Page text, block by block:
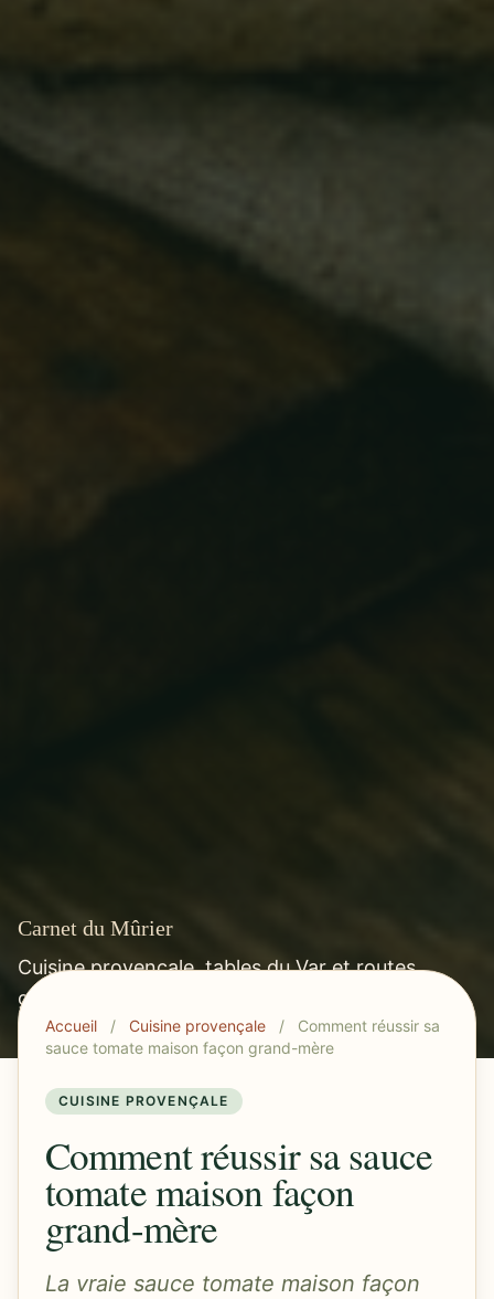
Carnet du Mûrier
Cuisine provençale, tables du Var et routes
gourmandes méditerranéennes.
Accueil / Cuisine provençale /
Comment réussir sa
sauce tomate maison façon grand-mère
CUISINE PROVENÇALE
Comment réussir sa sauce
tomate maison façon
grand-mère
La vraie sauce tomate maison façon